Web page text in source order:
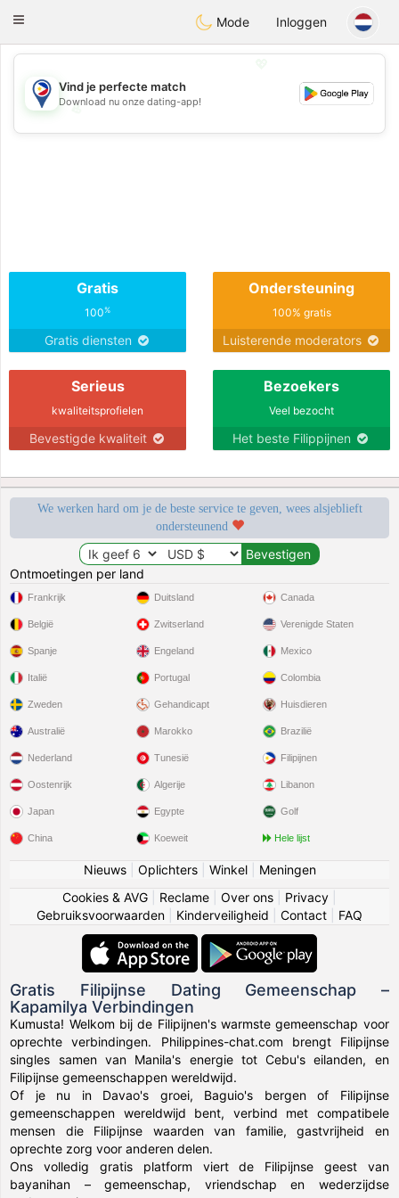
PhilippinesChat
Toggle
Mode Inloggen
💖
💕
Vind je perfecte match
Download nu onze dating-app!
Gratis
100%
Gratis diensten
Ondersteuning
100% gratis
Luisterende moderators
Serieus
kwaliteitsprofielen
Bevestigde kwaliteit
Bezoekers
Veel bezocht
Het beste Filippijnen
We werken hard om je de beste service te geven, wees alsjeblieft
ondersteunend
Ontmoetingen per land
Frankrijk
België
Spanje
Italië
Zweden
Duitsland
Zwitserland
Engeland
Portugal
Gehandicapt
Canada
Verenigde Staten
Mexico
Colombia
Huisdieren
Australië
Nederland
Oostenrijk
Japan
China
Marokko
Tunesië
Algerije
Egypte
Koeweit
Brazilië
Filipijnen
Libanon
Golf
Hele lijst
Nieuws| Oplichters| Winkel| Meningen
Cookies & AVG
Reclame Over ons Privacy
Gebruiksvoorwaarden
Kinderveiligheid Contact FAQ
Gratis Filipijnse Dating Gemeenschap –
Kapamilya Verbindingen
Kumusta! Welkom bij de Filipijnen's warmste gemeenschap voor
oprechte verbindingen. Philippines-chat.com brengt Filipijnse
singles samen van Manila's energie tot Cebu's eilanden, en
Filipijnse gemeenschappen wereldwijd.
Of je nu in Davao's groei, Baguio's bergen of Filipijnse
gemeenschappen wereldwijd bent, verbind met compatibele
mensen die Filipijnse waarden van familie, gastvrijheid en
oprechte zorg voor anderen delen.
Ons volledig gratis platform viert de Filipijnse geest van
bayanihan – gemeenschap, vriendschap en wederzijdse